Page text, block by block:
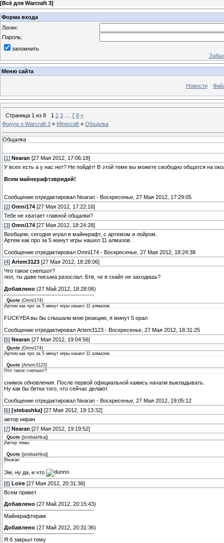
[Всё для Warcraft 3]
Форма входа
Логин:
Пароль:
запомнить
Меню сайта
Новости
Страница 1 из 8 1 2 3 7 8 »
Форум о Warcraft 3 » Minecraft » Общалка
Общалка
[1 ] Nearan [27 Мая 2012, 17:06:18]
У всех есть а у нас нет? Не пойдёт! В этой теме вы можете свободно общатся на
Всем майнкрафтэвридей!
Сообщение отредактировал Nearan - Воскресенье, 27 Мая 2012, 17:29:05
[2] Omni174 [27 Мая 2012, 17:22:16]
Тебе не хватает главной общалки?
[3] Omni174 [27 Мая 2012, 18:24:28]
Вообщем, сегодня играл в майнкрафт, с артемом и лойром.
Артем как про за 5 минут игры нашел 11 алмазов.
Сообщение отредактировал Omni174 - Воскресенье, 27 Мая 2012, 18:24:38
[4] Artem3123 [27 Мая 2012, 18:28:06]
Что такое снепшот?
лол, ты даже письма разослал. Бтв, че в скайп не заходишь?
Добавлено (27 Май 2012, 18:28:06)
---------------------------------------------
Quote (Omni174)
Артем как про за 5 минут игры нашел 11 алмазов.
FUCKYEA вы бы слышали мою реакцию, я минут 5 орал
Сообщение отредактировал Artem3123 - Воскресенье, 27 Мая 2012, 18:31:25
[5] Nearan [27 Мая 2012, 19:04:56]
Quote (Omni174)
Артем как про за 5 минут игры нашел 11 алмазов.
Quote (Artem3123)
Что такое снепшот?
снимок обновления. После первой официальной кажись начали выкладывать.
Ну как бы бетки того, что сейчас делают.
Сообщение отредактировал Nearan - Воскресенье, 27 Мая 2012, 19:05:12
[6] [stebashka] [27 Мая 2012, 19:13:32]
автор ниран
[7] Nearan [27 Мая 2012, 19:19:52]
Quote ( |stebashka| )
Автор темы
Quote ( |stebashka| )
Nearan
Эм, ну да, и что
[8] Loire [27 Мая 2012, 20:31:36]
Всем привет
Добавлено (27 Май 2012, 20:15:43)
---------------------------------------------
Майнкрафтерам
Добавлено (27 Май 2012, 20:31:36)
---------------------------------------------
Я б закрыл тему